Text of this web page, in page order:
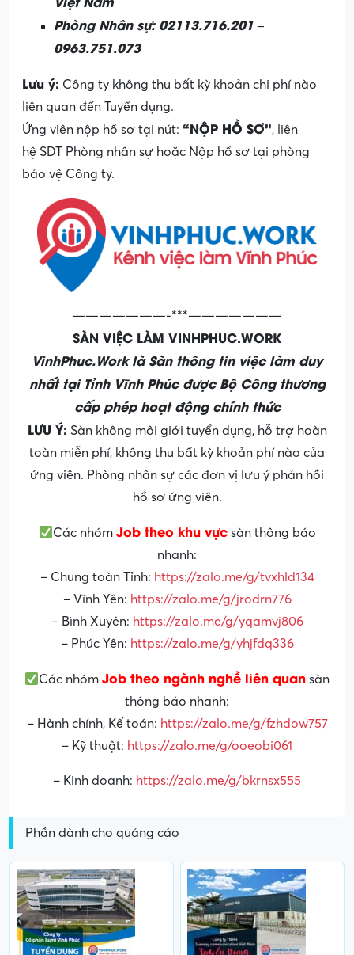
Phòng Nhân sự: 02113.716.201 –
0963.751.073
Lưu ý: Công ty không thu bất kỳ khoản chi phí nào
liên quan đến Tuyển dụng.
Ứng viên nộp hồ sơ tại nút: “NỘP HỒ SƠ”, liên
hệ SĐT Phòng nhân sự hoặc Nộp hồ sơ tại phòng
bảo vệ Công ty.
———————-***———————
SÀN VIỆC LÀM VINHPHUC.WORK
VinhPhuc.Work là Sàn thông tin việc làm duy
nhất tại Tỉnh Vĩnh Phúc được Bộ Công thương
cấp phép hoạt động chính thức
LƯU Ý: Sàn không môi giới tuyển dụng, hỗ trợ hoàn
toàn miễn phí, không thu bất kỳ khoản phí nào của
ứng viên. Phòng nhân sự các đơn vị lưu ý phản hồi
hồ sơ ứng viên.
Các nhóm Job theo khu vựcsàn thông báo
nhanh:
– Chung toàn Tỉnh: https://zalo.me/g/tvxhld134
– Vĩnh Yên: https://zalo.me/g/jrodrn776
– Bình Xuyên: https://zalo.me/g/yqamvj806
– Phúc Yên: https://zalo.me/g/yhjfdq336
Các nhómJob theo ngành nghề liên quan sàn
thông báo nhanh:
– Hành chính, Kế toán: https://zalo.me/g/fzhdow757
– Kỹ thuật: https://zalo.me/g/ooeobi061
– Kinh doanh: https://zalo.me/g/bkrnsx555
Phần dành cho quảng cáo